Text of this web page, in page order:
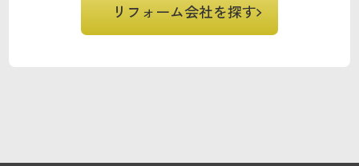
リフォーム会社を探す